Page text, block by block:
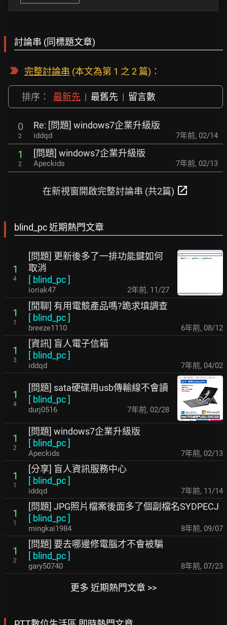
討論串 (同標題文章)
完整討論串 (本文為第 1 之 2 篇)：
排序： 最新先 | 最舊先 | 留言數
0
2
Re: [問題] windows7企業升級版
iddqd 7年前, 02/14
1
2
[問題] windows7企業升級版
Apeckids 7年前, 02/13
在新視窗開啟完整討論串 (共2篇) open_in_new
blind_pc 近期熱門文章
1
4
[問題] 更新後多了一排功能鍵如何
取消
[ blind_pc]
ioriak47 2年前, 11/27
1
1
[閒聊] 有用電競產品嗎?跪求填調查
[ blind_pc]
breeze1110 6年前, 08/12
1
3
[資訊] 盲人電子信箱
[ blind_pc]
iddqd 7年前, 04/02
1
4
[問題] sata硬碟用usb傳輸線不會讀
[ blind_pc]
durj0516 7年前, 02/28
1
2
[問題] windows7企業升級版
[ blind_pc]
Apeckids 7年前, 02/13
1
1
[分享] 盲人資訊服務中心
[ blind_pc]
iddqd 7年前, 11/14
1
1
[問題] JPG照片檔案後面多了個副檔名SYDPECJ
[ blind_pc]
mingkai1984 8年前, 09/07
1
2
[問題] 要去哪邊修電腦才不會被騙
[ blind_pc]
gary50740 8年前, 07/23
更多 近期熱門文章 >>